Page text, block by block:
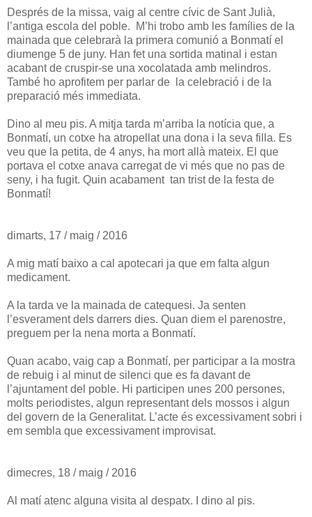
Després de la missa, vaig al centre cívic de Sant Julià,
l’antiga escola del poble. M’hi trobo amb les famílies de la
mainada que celebrarà la primera comunió a Bonmatí el
diumenge 5 de juny. Han fet una sortida matinal i estan
acabant de cruspir-se una xocolatada amb melindros.
També ho aprofitem per parlar de la celebració i de la
preparació més immediata.
Dino al meu pis. A mitja tarda m’arriba la notícia que, a
Bonmatí, un cotxe ha atropellat una dona i la seva filla. Es
veu que la petita, de 4 anys, ha mort allà mateix. El que
portava el cotxe anava carregat de vi més que no pas de
seny, i ha fugit. Quin acabament tan trist de la festa de
Bonmatí!
dimarts, 17 / maig / 2016
A mig matí baixo a cal apotecari ja que em falta algun
medicament.
A la tarda ve la mainada de catequesi. Ja senten
l’esverament dels darrers dies. Quan diem el parenostre,
preguem per la nena morta a Bonmatí.
Quan acabo, vaig cap a Bonmatí, per participar a la mostra
de rebuig i al minut de silenci que es fa davant de
l’ajuntament del poble. Hi participen unes 200 persones,
molts periodistes, algun representant dels mossos i algun
del govern de la Generalitat. L’acte és excessivament sobri i
em sembla que excessivament improvisat.
dimecres, 18 / maig / 2016
Al matí atenc alguna visita al despatx. I dino al pis.